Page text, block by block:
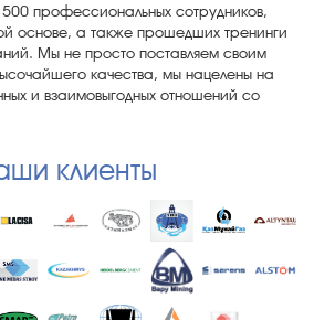
профессиональных сотрудников,
основе, а также прошедших тренинги
Мы не просто поставляем своим
качества, мы нацелены на
и взаимовыгодных отношений со
клиенты